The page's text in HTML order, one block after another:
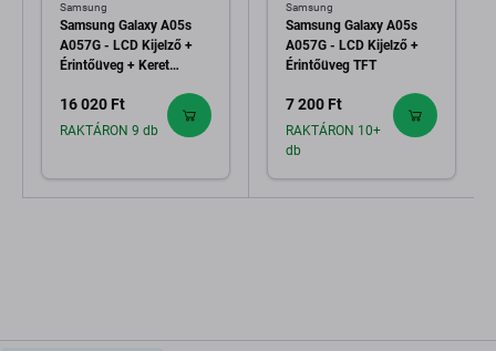
Samsung
Samsung Galaxy A05s
A057G - LCD Kijelző +
Érintőüveg + Keret
GH81-24365A Genuine
Service Pack
16 020 Ft
RAKTÁRON 9 db
Samsung
Samsung Galaxy A05s
A057G - LCD Kijelző +
Érintőüveg TFT
7 200 Ft
RAKTÁRON 10+
db